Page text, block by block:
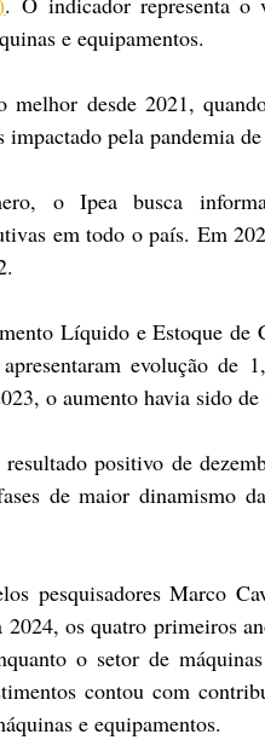
e equipamentos.
melhor desde 2021,
impactado pela pandemia
o Ipea busca
em todo o país. Em
Líquido e Estoque de
evolução de
o aumento havia sido
positivo de
de maior dinamismo
pesquisadores Marco
os quatro primeiros
o setor de
contou com
e equipamentos.